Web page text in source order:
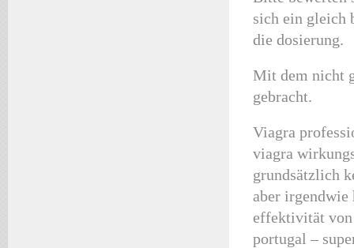
sich ein gleich
die dosierung.
Mit dem nicht
gebracht.
Viagra
viagra
grundsätzlich
aber irgendwie
effektivität von
portugal –